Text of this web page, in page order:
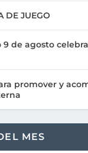
DE JUEGO
9 de agosto
promover y
MES